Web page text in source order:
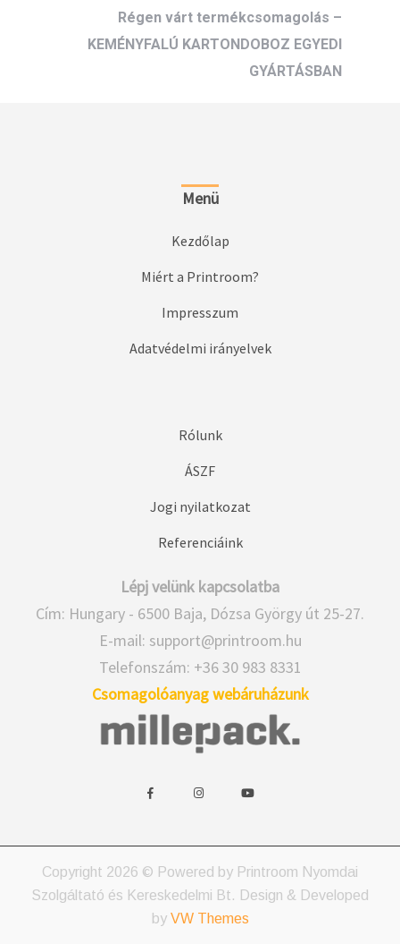
Régen várt termékcsomagolás –
KEMÉNYFALÚ KARTONDOBOZ EGYEDI
GYÁRTÁSBAN
Menü
Kezdőlap
Miért a Printroom?
Impresszum
Adatvédelmi irányelvek
Rólunk
ÁSZF
Jogi nyilatkozat
Referenciáink
Lépj velünk kapcsolatba
Cím: Hungary - 6500 Baja, Dózsa György út 25-27.
E-mail: support@printroom.hu
Telefonszám: +36 30 983 8331
Csomagolóanyag webáruházunk
g
e
t
s
g
e
t
s
g
e
t
Copyright 2026 © Powered by Printroom Nyomdai
Szolgáltató és Kereskedelmi Bt. Design & Developed
byVW Themes